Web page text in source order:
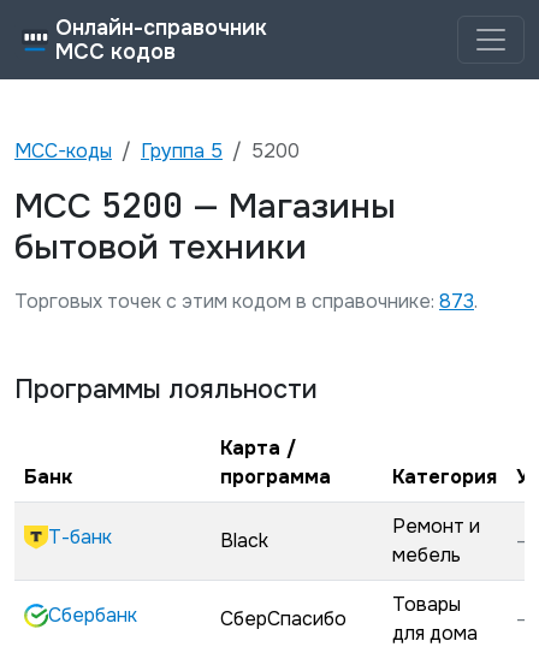
Онлайн-справочник
MCC кодов
MCC-коды Группа 5 5200
MCC 5200 — Магазины
бытовой техники
Торговых точек с этим кодом в справочнике: 873.
Программы лояльности
Банк
Карта /
программа
Категория
Т-банк Black
Ремонт и
мебель
—
Сбербанк СберСпасибо
Товары
для дома
—